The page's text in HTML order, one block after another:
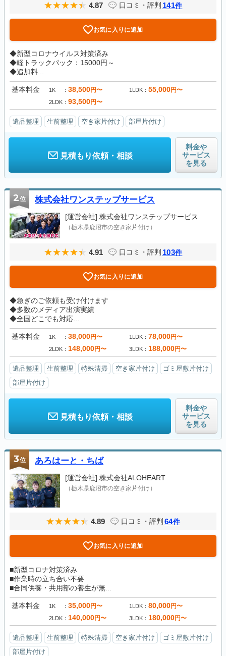
4.87 口コミ・評判 141件
お気に入りに追加
◆新型コロナウイルス対策済み
◆軽トラックパック：15000円～
◆追加料...
基本料金 1K 38,500円〜 1LDK 55,000円〜
2LDK 93,500円〜
遺品整理 生前整理 空き家片付け 部屋片付け
見積もり依頼・相談
料金や
サービス
を見る
2位 株式会社ワンステップサービス
[運営会社] 株式会社ワンステップサービス
（栃木県鹿沼市の空き家片付け）
4.91 口コミ・評判 103件
お気に入りに追加
◆急ぎのご依頼も受け付けます
◆多数のメディア出演実績
◆全国どこでも対応...
基本料金 1K 38,000円〜 1LDK 78,000円〜
2LDK 148,000円〜 3LDK 188,000円〜
遺品整理 生前整理 特殊清掃 空き家片付け
ゴミ屋敷片付け
部屋片付け
見積もり依頼・相談
料金や
サービス
を見る
3位 あろはーと・ちば
[運営会社] 株式会社ALOHEART
（栃木県鹿沼市の空き家片付け）
4.89 口コミ・評判 64件
お気に入りに追加
■新型コロナ対策済み
■作業時の立ち合い不要
■合同供養・共用部の養生が無...
基本料金 1K 35,000円〜 1LDK 80,000円〜
2LDK 140,000円〜 3LDK 180,000円〜
遺品整理 生前整理 特殊清掃 空き家片付け
ゴミ屋敷片付け
部屋片付け